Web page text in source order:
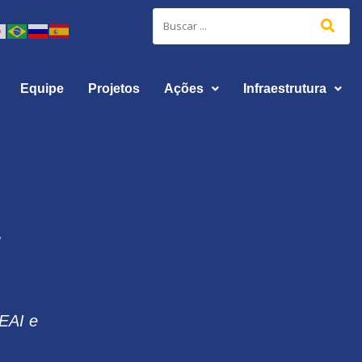
Equipe Projetos Ações Infraestrutura
e